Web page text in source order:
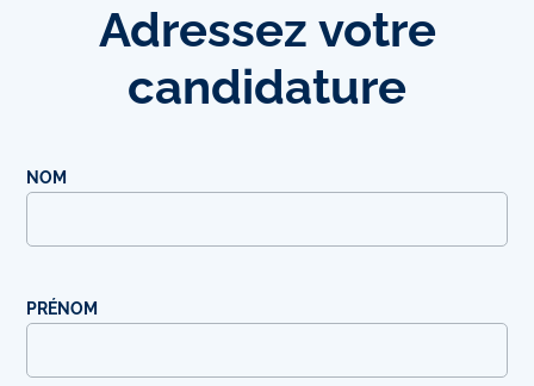
Adressez votre
candidature
NOM
PRÉNOM